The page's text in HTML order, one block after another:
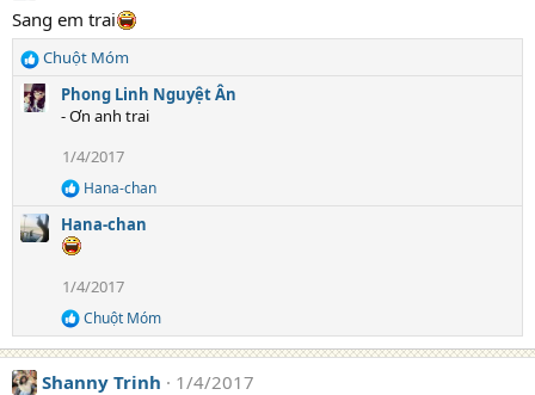
Sang em trai
R
e
a
n
s
Chuột Móm
Phong Linh Nguyệt Ân
- Ơn anh trai
1/4/2017
R
e
a
c
o
n
s
Hana-chan
Hana-chan
1/4/2017
R
e
a
c
Chuột Móm
Shanny Trinh
1/4/2017